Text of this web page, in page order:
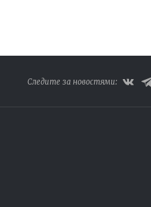
Следите за новостями: